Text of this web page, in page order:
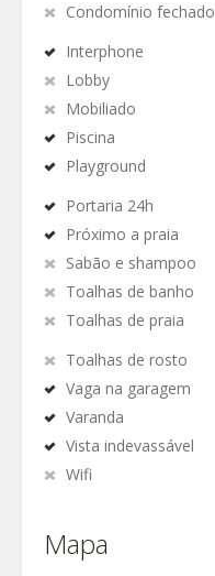
Condomínio fechado
Interphone
Lobby
Mobiliado
Piscina
Playground
Portaria 24h
Próximo a praia
Sabão e shampoo
Toalhas de banho
Toalhas de praia
Toalhas de rosto
Vaga na garagem
Varanda
Vista indevassável
Wifi
Mapa